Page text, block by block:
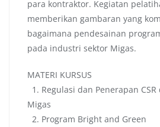
para kontraktor. Kegiatan
memberikan gambaran yang
bagaimana pendesainan
pada industri sektor Migas.
MATERI KURSUS
1. Regulasi dan Penerapan
Migas
2. Program Bright and Green